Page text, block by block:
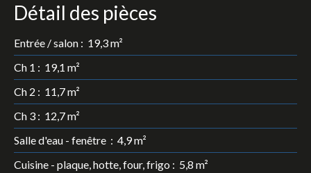
Détail des pièces
Entrée / salon : 19,3 m²
Ch 1 : 19,1 m²
Ch 2 : 11,7 m²
Ch 3 : 12,7 m²
Salle d'eau - fenêtre : 4,9 m²
Cuisine - plaque, hotte, four, frigo : 5,8 m²